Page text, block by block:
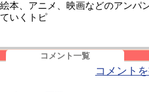
絵本、アニメ、映画などのアンパ
ていくトピ
コメント一覧
コメントを